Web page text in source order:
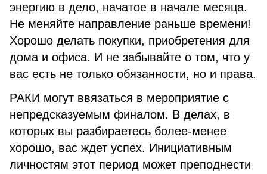
энергию в дело, начатое в начале месяца.
Не меняйте направление раньше времени!
Хорошо делать покупки, приобретения для
дома и офиса. И не забывайте о том, что у
вас есть не только обязанности, но и права.
РАКИ могут ввязаться в мероприятие с
непредсказуемым финалом. В делах, в
которых вы разбираетесь более-менее
хорошо, вас ждет успех. Инициативным
личностям этот период может преподнести